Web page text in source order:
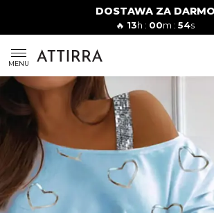
DOSTAWA ZA DARMO
🔥 13h : 00m :53s
MENU
Mężczyźni
SUKIENKI
KOMPLETY
KOMBINEZONY
DÓŁ DAMSKIE